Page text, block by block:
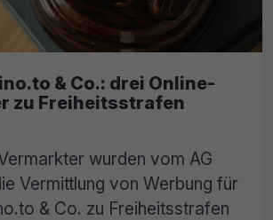
& Co.: drei Online-
zu Freiheitsstrafen
wurden vom AG
Vermittlung von Werbung für
& Co. zu Freiheitsstrafen